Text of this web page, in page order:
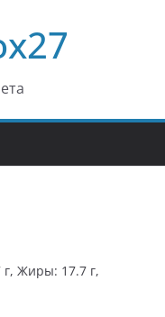
г, Жиры: 17.7 г,